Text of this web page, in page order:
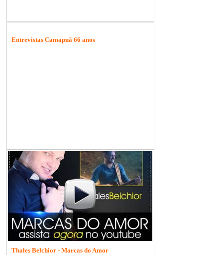
Entrevistas Camapuã 66 anos
Thales Belchior - Marcas do Amor